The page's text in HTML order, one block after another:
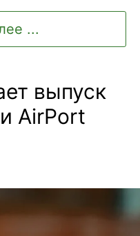
...
выпуск
AirPort